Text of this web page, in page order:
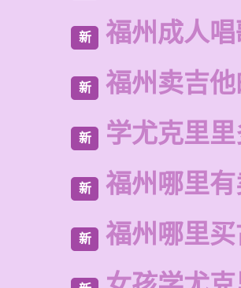
新 福州成人
新 福州卖吉
新 学尤克里
新 福州哪里
新 福州哪里